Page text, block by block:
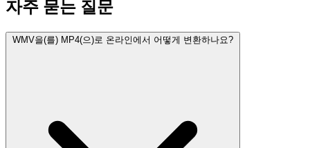
자주 묻는 질문
WMV을(를) MP4(으)로 온라인에서 어떻게 변환하나요?